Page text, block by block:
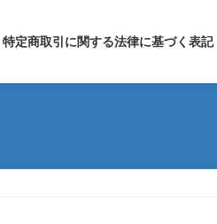
特定商取引に関する法律に基づく表記